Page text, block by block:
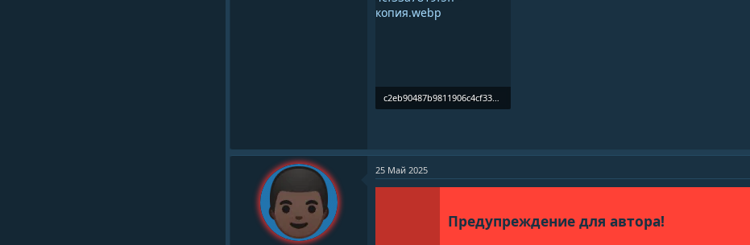
c2eb90487b9811906c4cf33a7819f5ff - копия.webp
25 Май 2025
Предупреждение для автора!